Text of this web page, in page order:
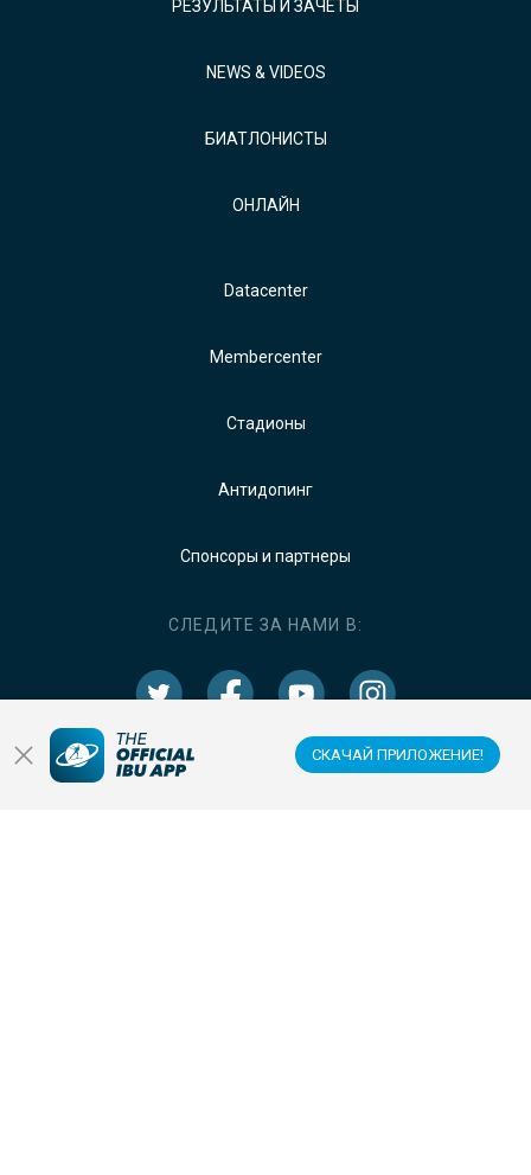
СКАЧАЙ ПРИЛОЖЕНИЕ!
РЕЗУЛЬТАТЫ И ЗАЧЕТЫ
NEWS & VIDEOS
БИАТЛОНИСТЫ
ОНЛАЙН
Datacenter
Membercenter
Стадионы
Антидопинг
Спонсоры и партнеры
СЛЕДИТЕ ЗА НАМИ В: